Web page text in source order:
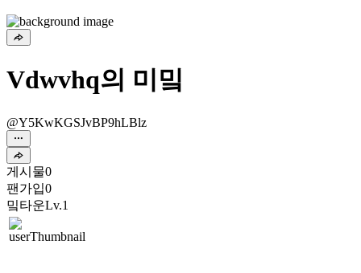
Vdwvhq의 미밐
@Y5KwKGSJvBP9hLBlz
게시물0
팬가입0
밐타운Lv.1